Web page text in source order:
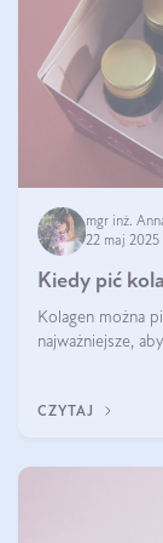
mgr inż.
22 maj 2025
Kiedy pić
Kolagen można
najważniejsze,
CZYTAJ